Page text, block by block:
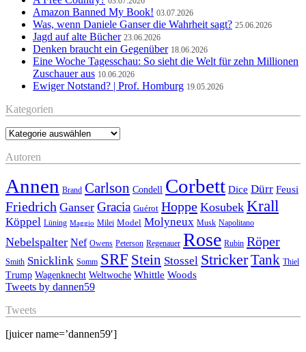
Amazon Banned My Book! 03.07.2026
Was, wenn Daniele Ganser die Wahrheit sagt? 25.06.2026
Jagd auf alte Bücher 23.06.2026
Denken braucht ein Gegenüber 18.06.2026
Eine Woche Tagesschau: So sieht die Welt für zehn Millionen
Zuschauer aus 10.06.2026
Ewiger Notstand? | Prof. Homburg 19.05.2026
Kategorien
Kategorien
Autoren
Annen Brand Carlson Condell Corbett Dice Dürr Feusi
Friedrich Ganser Gracia Guérot Hoppe Kosubek Krall
Köppel Lüning Maggio Milei Model Molyneux Musk Napolitano
Nebelspalter Nef Owens Peterson Regenauer Rose Rubin Röper
Smith Snicklink Somm SRF Stein Stossel StrickerTank Thiel
Trump Wagenknecht Weltwoche Whittle Woods
Tweets by dannen59
Tweets
[juicer name=’dannen59′]